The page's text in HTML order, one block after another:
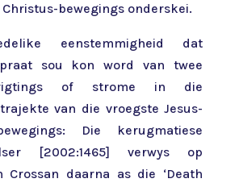
bewegings onderskei.
eenstemmigheid dat
sou kon word van twee
rigtings of strome in die
van die vroegste Jesus-
Die kerugmatiese
[2002:1465] verwys op
Crossan daarna as die ‘Death